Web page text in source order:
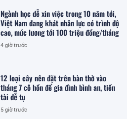
Ngành học dễ xin việc trong 10 năm tới,
Việt Nam đang khát nhân lực có trình độ
cao, mức lương tới 100 triệu đồng/tháng
4 giờ trước
12 loại cây nên đặt trên bàn thờ vào
tháng 7 cô hồn để gia đình bình an, tiền
tài dễ tụ
5 giờ trước